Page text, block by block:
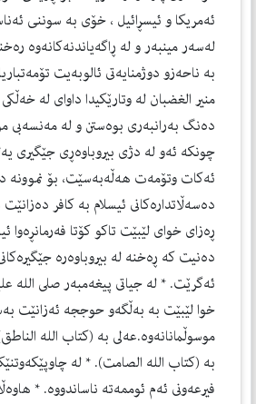
ئه‌مريكا و ئيسڕائيل ، خۆى به‌ سوننى
له‌سه‌ر مينبه‌ر و له‌ ڕاگه‌ياندنه‌كانه‌وه‌
به‌ ناحه‌زو دوژمنايه‌تى ئالوبه‌يت
منير الغضبان له‌ وتارێكيدا داواى له‌
ده‌نگ به‌رانبه‌رى بوه‌ستن و له‌ مه‌نسه‌بى
چونكه‌ ئه‌و له‌ دژى بيروباوه‌ڕى جێگيرى
ئه‌كات وتۆمه‌ت هه‌ڵه‌به‌سێت، بۆ
ده‌سه‌ڵاتداره‌كانى ئيسلام به‌ كافر
ڕه‌زاى خواى لێبێت تاكو كۆتا فه‌رمانڕه‌وا
ده‌نيت كه‌ ڕه‌خنه‌ له‌ بيروباوه‌ره‌
ئه‌گرێت. * له‌ جياتى پيغه‌مبه‌ر صلى الله
خوا لێبێت به‌ به‌ڵگه‌و حوججه‌ ئه‌زانێت
موسوڵمانانه‌وه‌.عه‌لى به‌ (كتاب الله
به‌ (كتاب الله الصامت). * له‌
فيرعه‌ونى ئه‌م ئوممه‌ته‌ ناساندووه‌. *